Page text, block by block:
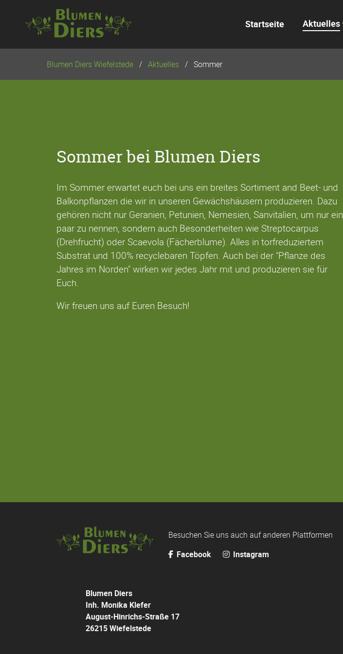
überspringen
Startseite Aktuelles
Blumen Diers Wiefelstede Aktuelles Sommer
Sommer bei Blumen Diers
Im Sommer erwartet euch bei uns ein breites Sortiment and Beet- und
Balkonpflanzen die wir in unseren Gewächshäusern produzieren. Dazu
gehören nicht nur Geranien, Petunien, Nemesien, Sanvitalien, um nur ein
paar zu nennen, sondern auch Besonderheiten wie Streptocarpus
(Drehfrucht) oder Scaevola (Fächerblume). Alles in torfreduziertem
Substrat und 100% recyclebaren Töpfen. Auch bei der "Pflanze des
Jahres im Norden" wirken wir jedes Jahr mit und produzieren sie für
Euch.
Wir freuen uns auf Euren Besuch!
Besuchen Sie uns auch auf anderen Plattformen
Facebook
Instagram
Blumen Diers
Inh. Monika Klefer
August-Hinrichs-Straße 17
26215 Wiefelstede